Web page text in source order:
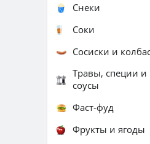
Снеки
Соки
Сосиски и
Травы, специи и
соусы
Фаст-фуд
Фрукты и ягоды